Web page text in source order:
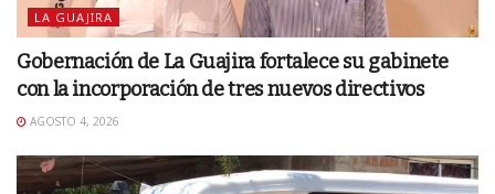
LA GUAJIRA
Gobernación de La Guajira fortalece su gabinete
con la incorporación de tres nuevos directivos
AGOSTO 4, 2026